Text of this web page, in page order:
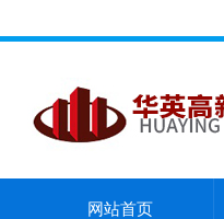
网站首页